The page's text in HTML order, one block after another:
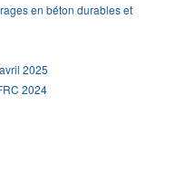
en béton durables et
2025
2024